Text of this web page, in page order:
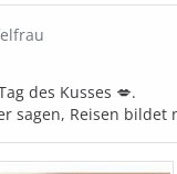
des Kusses 💋.
sagen, Reisen bildet